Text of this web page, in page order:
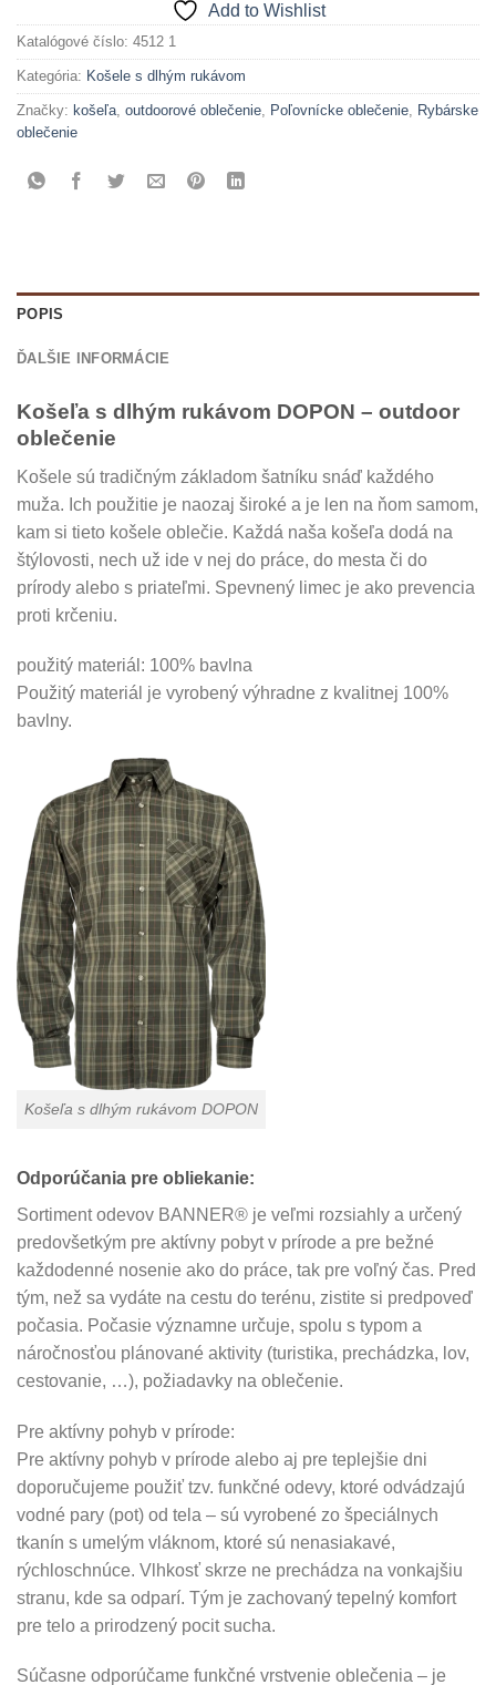
Add to Wishlist
Katalógové číslo: 4512 1
Kategória: Košele s dlhým rukávom
Značky: košeľa, outdoorové oblečenie, Poľovnícke oblečenie, Rybárske
oblečenie
POPIS
ĎALŠIE INFORMÁCIE
Košeľa s dlhým rukávom DOPON – outdoor
oblečenie
Košele sú tradičným základom šatníku snáď každého
muža. Ich použitie je naozaj široké a je len na ňom samom,
kam si tieto košele oblečie. Každá naša košeľa dodá na
štýlovosti, nech už ide v nej do práce, do mesta či do
prírody alebo s priateľmi. Spevnený limec je ako prevencia
proti krčeniu.
použitý materiál: 100% bavlna
Použitý materiál je vyrobený výhradne z kvalitnej 100%
bavlny.
Košeľa s dlhým rukávom DOPON
Odporúčania pre obliekanie:
Sortiment odevov BANNER® je veľmi rozsiahly a určený
predovšetkým pre aktívny pobyt v prírode a pre bežné
každodenné nosenie ako do práce, tak pre voľný čas. Pred
tým, než sa vydáte na cestu do terénu, zistite si predpoveď
počasia. Počasie významne určuje, spolu s typom a
náročnosťou plánované aktivity (turistika, prechádzka, lov,
cestovanie, …), požiadavky na oblečenie.
Pre aktívny pohyb v prírode:
Pre aktívny pohyb v prírode alebo aj pre teplejšie dni
doporučujeme použiť tzv. funkčné odevy, ktoré odvádzajú
vodné pary (pot) od tela – sú vyrobené zo špeciálnych
tkanín s umelým vláknom, ktoré sú nenasiakavé,
rýchloschnúce. Vlhkosť skrze ne prechádza na vonkajšiu
stranu, kde sa odparí. Tým je zachovaný tepelný komfort
pre telo a prirodzený pocit sucha.
Súčasne odporúčame funkčné vrstvenie oblečenia – je